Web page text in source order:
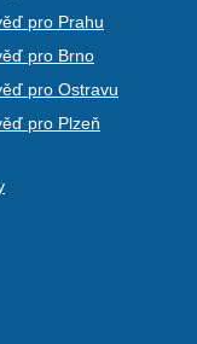
pro Prahu
pro Brno
pro Ostravu
pro Plzeň